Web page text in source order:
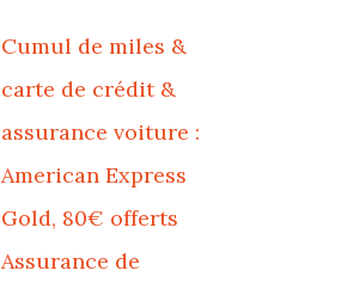
Cumul de miles &
carte de crédit &
assurance voiture :
American Express
Gold, 80€ offerts
Assurance de